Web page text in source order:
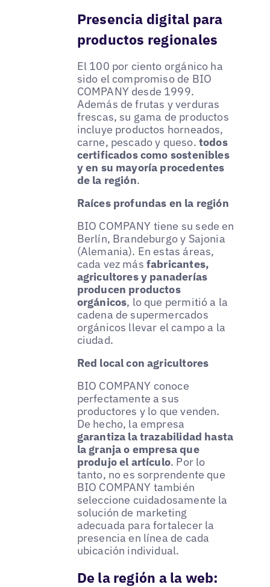
Presencia digital para
productos regionales
El 100 por ciento orgánico ha
sido el compromiso de BIO
COMPANY desde 1999.
Además de frutas y verduras
frescas, su gama de productos
incluye productos horneados,
carne, pescado y queso. todos
certificados como sostenibles
y en su mayoría procedentes
de la región.
Raíces profundas en la región
BIO COMPANY tiene su sede en
Berlín, Brandeburgo y Sajonia
(Alemania). En estas áreas,
cada vez más fabricantes,
agricultores y panaderías
producen productos
orgánicos, lo que permitió a la
cadena de supermercados
orgánicos llevar el campo a la
ciudad.
Red local con agricultores
BIO COMPANY conoce
perfectamente a sus
productores y lo que venden.
De hecho, la empresa
garantiza la trazabilidad hasta
la granja o empresa que
produjo el artículo. Por lo
tanto, no es sorprendente que
BIO COMPANY también
seleccione cuidadosamente la
solución de marketing
adecuada para fortalecer la
presencia en línea de cada
ubicación individual.
De la región a la web: